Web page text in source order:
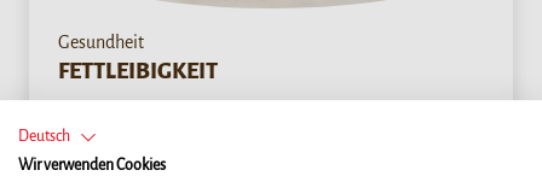
Gesundheit
FETTLEIBIGKEIT
Zu erst einmal sollten Sie herausfinden, warum Ihr Hund
übergewichtig ist. Häufig liegt die Ursache tatsächlich an
Deutsch
Wir verwenden Cookies